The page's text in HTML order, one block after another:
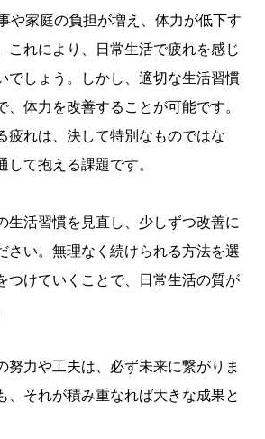
や家庭の負担が増え、体力が低下す
これにより、日常生活で疲れを感じ
でしょう。しかし、適切な生活習慣
、体力を改善することが可能です。
疲れは、決して特別なものではな
して抱える課題です。
生活習慣を見直し、少しずつ改善に
さい。無理なく続けられる方法を選
つけていくことで、日常生活の質が
努力や工夫は、必ず未来に繋がりま
、それが積み重なれば大きな成果と